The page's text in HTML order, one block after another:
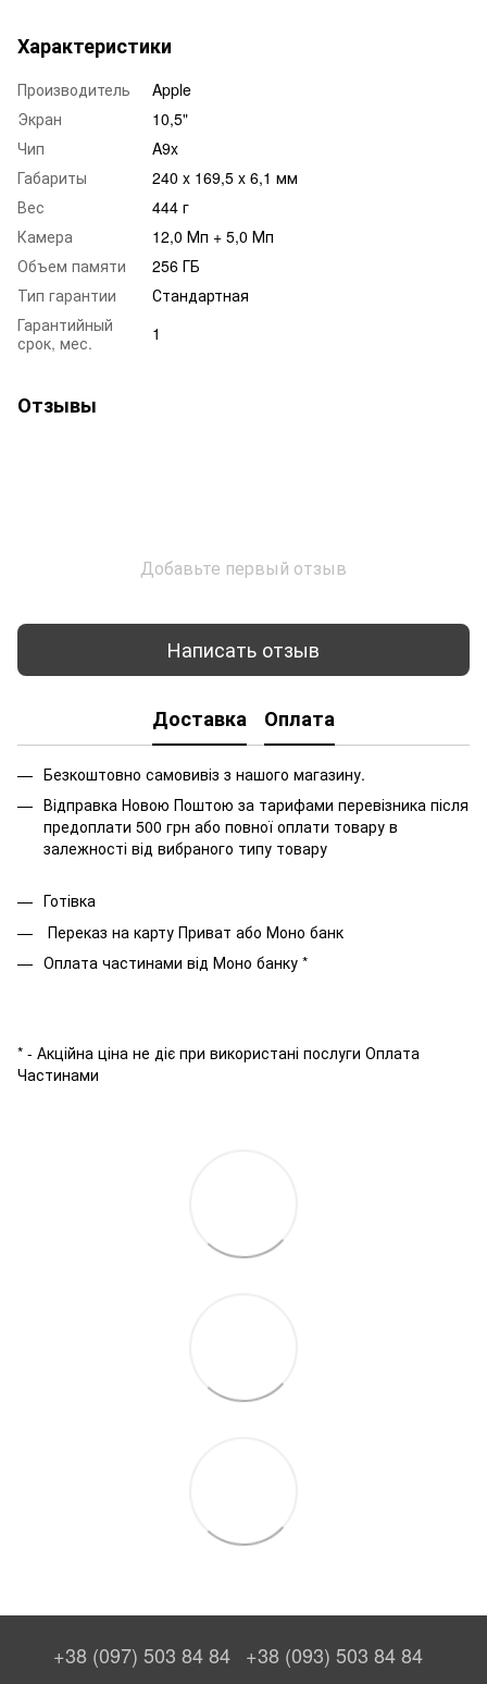
Характеристики
Производитель
Apple
Экран
10,5"
Чип
A9x
Габариты
240 x 169,5 x 6,1 мм
Вес
444 г
Камера
12,0 Мп + 5,0 Мп
Объем памяти
256 ГБ
Тип гарантии
Стандартная
Гарантийный
срок, мес.
1
Отзывы
Добавьте первый отзыв
Написать отзыв
Доставка Оплата
Безкоштовно самовивіз з нашого магазину.
Відправка Новою Поштою за тарифами перевізника після
предоплати 500 грн або повної оплати товару в
залежності від вибраного типу товару
Готівка
Переказ на карту Приват або Моно банк
Оплата частинами від Моно банку *
* - Акційна ціна не діє при використані послуги Оплата
Частинами
+38 (097) 503 84 84 +38 (093) 503 84 84